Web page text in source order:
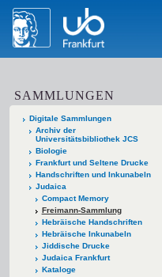
SAMMLUNGEN
Digitale Sammlungen
Archiv der
Universitätsbibliothek JCS
Biologie
Frankfurt und Seltene Drucke
Handschriften und Inkunabeln
Judaica
Compact Memory
Freimann-Sammlung
Hebräische Handschriften
Hebräische Inkunabeln
Jiddische Drucke
Judaica Frankfurt
Kataloge